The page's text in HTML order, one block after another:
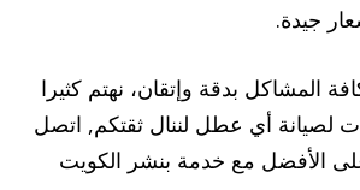
جيدة.
المشاكل بدقة وإتقان، نهتم كثيرا
لصيانة أي عطل لننال ثقتكم, اتصل
الأفضل مع خدمة بنشر الكويت